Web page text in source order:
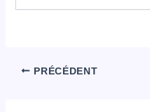
adresse
PRÉCÉDENT